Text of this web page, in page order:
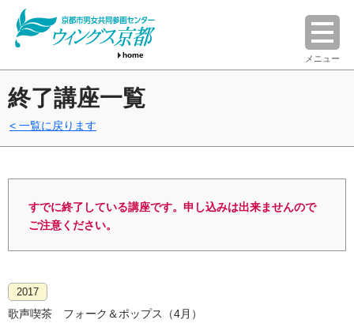
home メニュー
終了講座一覧
一覧に戻ります
すでに終了している講座です。申し込みは出来ませんので
ご注意ください。
2017
歌声喫茶 フォーク＆ポップス（4月）